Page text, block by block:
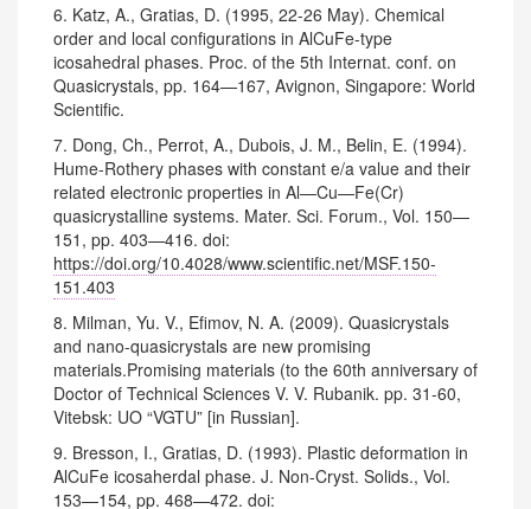
6. Katz, A., Gratias, D. (1995, 22-26 May). Chemical
order and local configurations in AlCuFe-type
icosahedral phases. Proc. of the 5th Internat. conf. on
Quasicrystals, pp. 164—167, Avignon, Singapore: World
Scientific.
7. Dong, Ch., Perrot, A., Dubois, J. M., Belin, E. (1994).
Hume-Rothery phases with constant e/a value and their
related electronic properties in Al—Cu—Fe(Cr)
quasicrystalline systems. Mater. Sci. Forum., Vol. 150—
151, pp. 403—416. doi:
https://doi.org/10.4028/www.scientific.net/MSF.150-
151.403
8. Milman, Yu. V., Efimov, N. A. (2009). Quasicrystals
and nano-quasicrystals are new promising
materials.Promising materials (to the 60th anniversary of
Doctor of Technical Sciences V. V. Rubanik. pp. 31-60,
Vitebsk: UO “VGTU” [in Russian].
9. Bresson, I., Gratias, D. (1993). Plastic deformation in
AlCuFe icosaherdal phase. J. Non-Cryst. Solids., Vol.
153—154, pp. 468—472. doi: